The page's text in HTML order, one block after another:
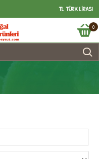
TL TÜRK LIRASI
0